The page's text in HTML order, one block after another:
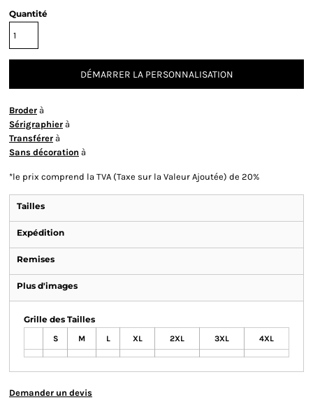
Quantité
DÉMARRER LA PERSONNALISATION
Broder à
Sérigraphier à
Transférer à
Sans décoration à
*le prix comprend la TVA (Taxe sur la Valeur Ajoutée) de 20%
Tailles
Expédition
Remises
Plus d'images
Grille des Tailles
S M L XL 2XL 3XL 4XL
Demander un devis